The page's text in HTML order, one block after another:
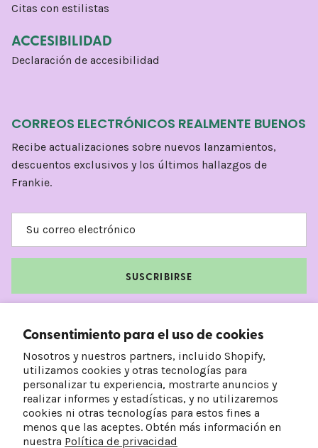
Consentimiento para el uso de cookies
Nosotros y nuestros partners, incluido Shopify,
utilizamos cookies y otras tecnologías para
personalizar tu experiencia, mostrarte anuncios y
realizar informes y estadísticas, y no utilizaremos
cookies ni otras tecnologías para estos fines a
menos que las aceptes. Obtén más información en
nuestra Política de privacidad
Citas con estilistas
ACCESIBILIDAD
Declaración de accesibilidad
CORREOS ELECTRÓNICOS REALMENTE BUENOS
Recibe actualizaciones sobre nuevos lanzamientos,
descuentos exclusivos y los últimos hallazgos de
Frankie.
SUSCRIBIRSE
Facebook
Instagram
TikTokPinterest